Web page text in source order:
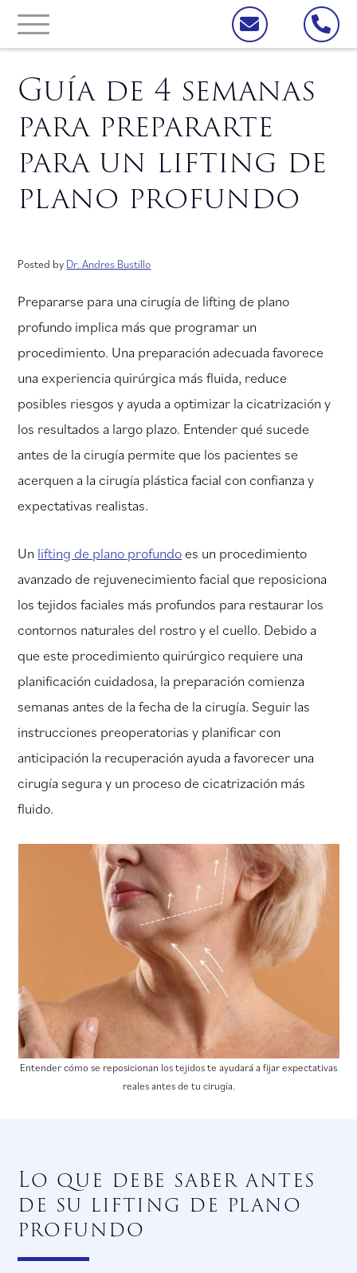
Guía de 4 semanas
para prepararte
para un lifting de
plano profundo
Posted by Dr. Andres Bustillo
Prepararse para una cirugía de lifting de plano
profundo implica más que programar un
procedimiento. Una preparación adecuada favorece
una experiencia quirúrgica más fluida, reduce
posibles riesgos y ayuda a optimizar la cicatrización y
los resultados a largo plazo. Entender qué sucede
antes de la cirugía permite que los pacientes se
acerquen a la cirugía plástica facial con confianza y
expectativas realistas.
Un lifting de plano profundo es un procedimiento
avanzado de rejuvenecimiento facial que reposiciona
los tejidos faciales más profundos para restaurar los
contornos naturales del rostro y el cuello. Debido a
que este procedimiento quirúrgico requiere una
planificación cuidadosa, la preparación comienza
semanas antes de la fecha de la cirugía. Seguir las
instrucciones preoperatorias y planificar con
anticipación la recuperación ayuda a favorecer una
cirugía segura y un proceso de cicatrización más
fluido.
Entender cómo se reposicionan los tejidos te ayudará a fijar expectativas
reales antes de tu cirugía.
Lo que debe saber antes
de su lifting de plano
profundo